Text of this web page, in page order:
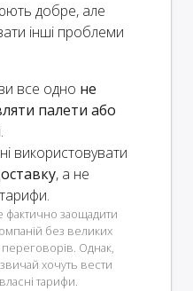
добре, але
інші проблеми
все одно не
палети або
.
використовувати
, а не
фактично заощадити
без великих
Однак,
хочуть вести
тарифи.